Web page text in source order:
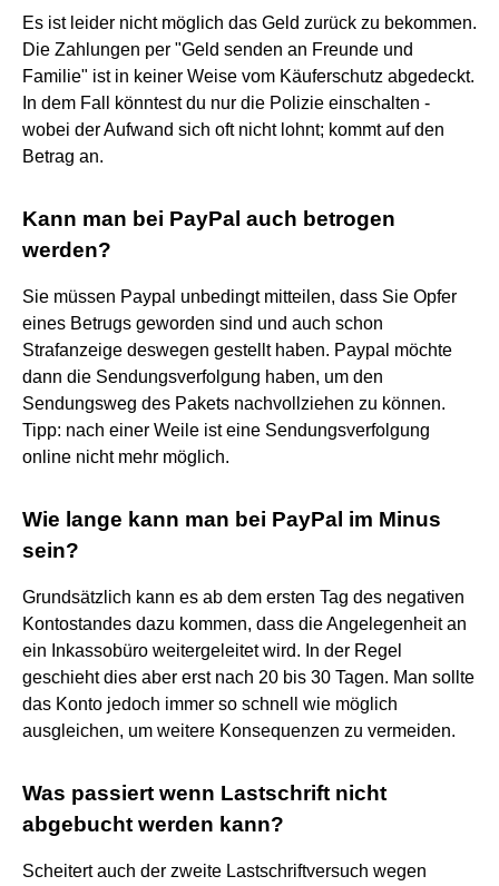
Es ist leider nicht möglich das Geld zurück zu bekommen.
Die Zahlungen per "Geld senden an Freunde und
Familie" ist in keiner Weise vom Käuferschutz abgedeckt.
In dem Fall könntest du nur die Polizie einschalten -
wobei der Aufwand sich oft nicht lohnt; kommt auf den
Betrag an.
Kann man bei PayPal auch betrogen
werden?
Sie müssen Paypal unbedingt mitteilen, dass Sie Opfer
eines Betrugs geworden sind und auch schon
Strafanzeige deswegen gestellt haben. Paypal möchte
dann die Sendungsverfolgung haben, um den
Sendungsweg des Pakets nachvollziehen zu können.
Tipp: nach einer Weile ist eine Sendungsverfolgung
online nicht mehr möglich.
Wie lange kann man bei PayPal im Minus
sein?
Grundsätzlich kann es ab dem ersten Tag des negativen
Kontostandes dazu kommen, dass die Angelegenheit an
ein Inkassobüro weitergeleitet wird. In der Regel
geschieht dies aber erst nach 20 bis 30 Tagen. Man sollte
das Konto jedoch immer so schnell wie möglich
ausgleichen, um weitere Konsequenzen zu vermeiden.
Was passiert wenn Lastschrift nicht
abgebucht werden kann?
Scheitert auch der zweite Lastschriftversuch wegen